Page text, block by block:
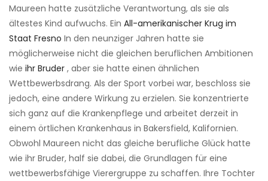
Maureen hatte zusätzliche Verantwortung, als sie als
ältestes Kind aufwuchs. Ein All-amerikanischer Krug im
Staat Fresno In den neunziger Jahren hatte sie
möglicherweise nicht die gleichen beruflichen Ambitionen
wie ihr Bruder , aber sie hatte einen ähnlichen
Wettbewerbsdrang. Als der Sport vorbei war, beschloss sie
jedoch, eine andere Wirkung zu erzielen. Sie konzentrierte
sich ganz auf die Krankenpflege und arbeitet derzeit in
einem örtlichen Krankenhaus in Bakersfield, Kalifornien.
Obwohl Maureen nicht das gleiche berufliche Glück hatte
wie ihr Bruder, half sie dabei, die Grundlagen für eine
wettbewerbsfähige Vierergruppe zu schaffen. Ihre Tochter